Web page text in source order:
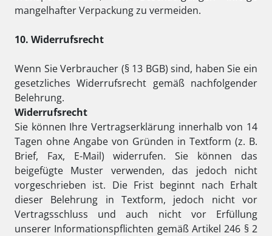
mangelhafter Verpackung zu vermeiden.
10. Widerrufsrecht
Wenn Sie Verbraucher (§ 13 BGB) sind, haben Sie ein
gesetzliches Widerrufsrecht gemäß nachfolgender
Belehrung.
Widerrufsrecht
Sie können Ihre Vertragserklärung innerhalb von 14
Tagen ohne Angabe von Gründen in Textform (z. B.
Brief, Fax, E-Mail) widerrufen. Sie können das
beigefügte Muster verwenden, das jedoch nicht
vorgeschrieben ist. Die Frist beginnt nach Erhalt
dieser Belehrung in Textform, jedoch nicht vor
Vertragsschluss und auch nicht vor Erfüllung
unserer Informationspflichten gemäß Artikel 246 § 2